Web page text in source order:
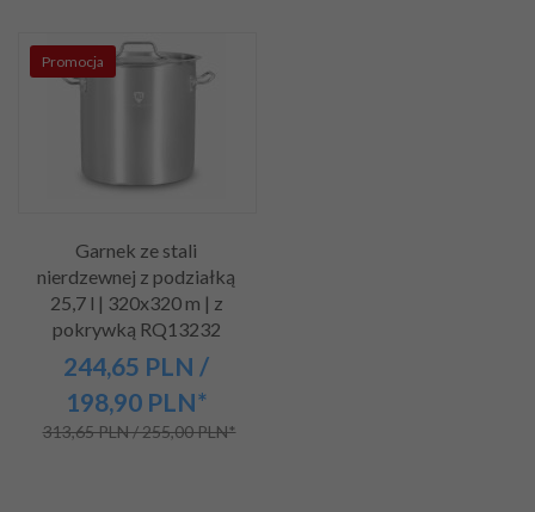
Promocja
Garnek ze stali
nierdzewnej z podziałką
25,7 l | 320x320 m | z
pokrywką RQ13232
244,65 PLN /
198,90 PLN*
313,65 PLN / 255,00 PLN*